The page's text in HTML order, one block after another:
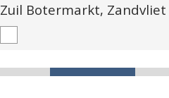
Zuil Botermarkt, Zandvliet